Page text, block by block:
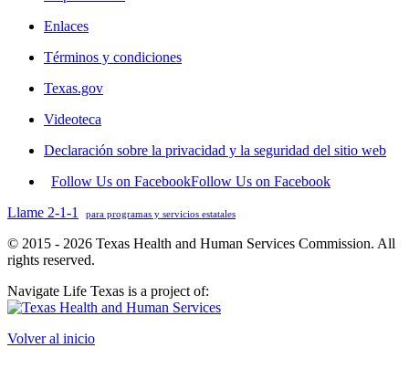
Enlaces
Términos y condiciones
Texas.gov
Videoteca
Declaración sobre la privacidad y la seguridad del sitio web
Follow Us on FacebookFollow Us on Facebook
Llame 2-1-1
para programas y servicios estatales
© 2015 - 2026 Texas Health and Human Services Commission. All
rights reserved.
Navigate Life Texas is a project of:
Volver al inicio